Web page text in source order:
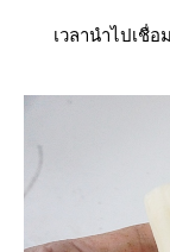
เวลานำไปเชื่